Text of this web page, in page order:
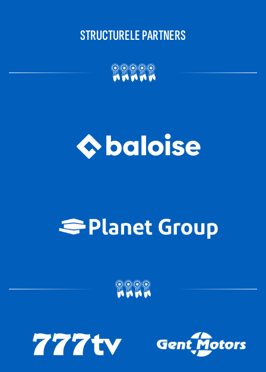
STRUCTURELE PARTNERS